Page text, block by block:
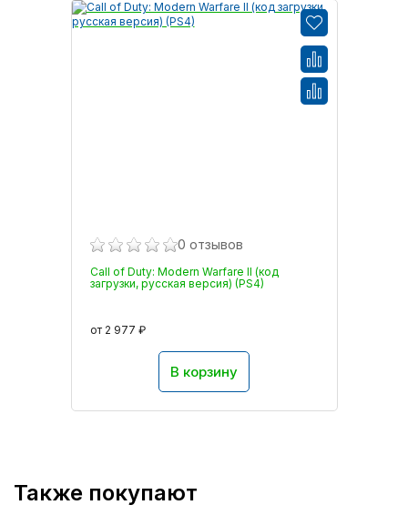
0 отзывов
Call of Duty: Modern Warfare II (код
загрузки, русская версия) (PS4)
от 2 977 ₽
В корзину
Также покупают